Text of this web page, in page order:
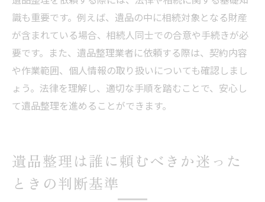
識も重要です。例えば、遺品の中に相続対象となる財産
が含まれている場合、相続人同士での合意や手続きが必
要です。また、遺品整理業者に依頼する際は、契約内容
や作業範囲、個人情報の取り扱いについても確認しまし
ょう。法律を理解し、適切な手順を踏むことで、安心し
て遺品整理を進めることができます。
遺品整理は誰に頼むべきか迷った
ときの判断基準